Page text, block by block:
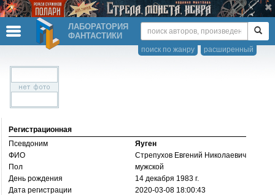
ЛАБОРАТОРИЯ
ФАНТАСТИКИ
расширенный
поиск по жанру
Регистрационная
Псевдоним
Яуген
ФИО
Стрепухов Евгений Николаевич
Пол
мужской
День рождения
14 декабря 1983 г.
Дата регистрации
2020-03-08 18:00:43